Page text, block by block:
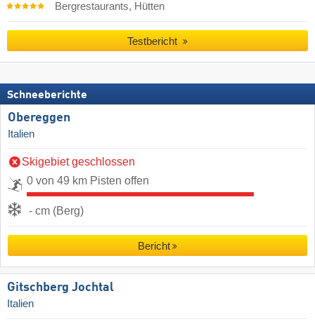
Bergrestaurants, Hütten
Testbericht
Schneeberichte
Obereggen
Italien
Skigebiet geschlossen
0 von 49 km Pisten offen
- cm (Berg)
Bericht
Gitschberg Jochtal
Italien